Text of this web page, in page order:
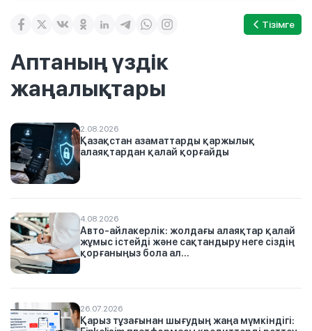
Тізімге
Аптаның үздік
жаңалықтары
2.08.2026
Қазақстан азаматтарды қаржылық
алаяқтардан қалай қорғайды
4.08.2026
Авто-айлакерлік: жолдағы алаяқтар қалай
жұмыс істейді және сақтандыру неге сіздің
қорғаныңыз бола ал...
26.07.2026
Қарыз тұзағынан шығудың жаңа мүмкіндігі: